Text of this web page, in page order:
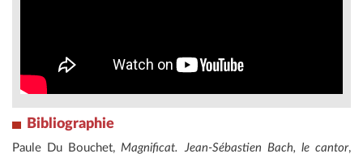
Bibliographie
Paule Du Bouchet, Magnificat. Jean-Sébastien Bach, le cantor,